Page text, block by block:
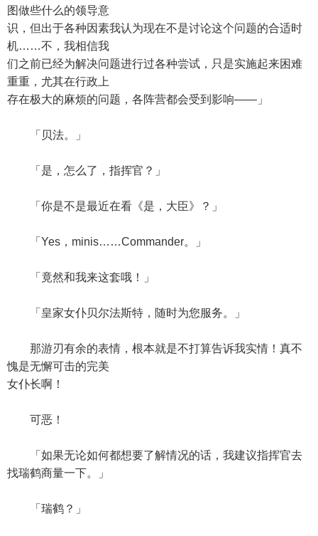
图做些什么的领导意
识，但出于各种因素我认为现在不是讨论这个问题的合适时
机……不，我相信我
们之前已经为解决问题进行过各种尝试，只是实施起来困难
重重，尤其在行政上
存在极大的麻烦的问题，各阵营都会受到影响——」
「贝法。」
「是，怎么了，指挥官？」
「你是不是最近在看《是，大臣》？」
「Yes，minis……Commander。」
「竟然和我来这套哦！」
「皇家女仆贝尔法斯特，随时为您服务。」
那游刃有余的表情，根本就是不打算告诉我实情！真不
愧是无懈可击的完美
女仆长啊！
可恶！
「如果无论如何都想要了解情况的话，我建议指挥官去
找瑞鹤商量一下。」
「瑞鹤？」